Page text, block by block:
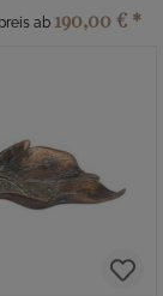
ab 190,00 € *